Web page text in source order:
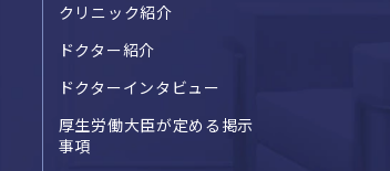
クリニック紹介
ドクター紹介
ドクターインタビュー
厚生労働大臣が定める掲示
事項